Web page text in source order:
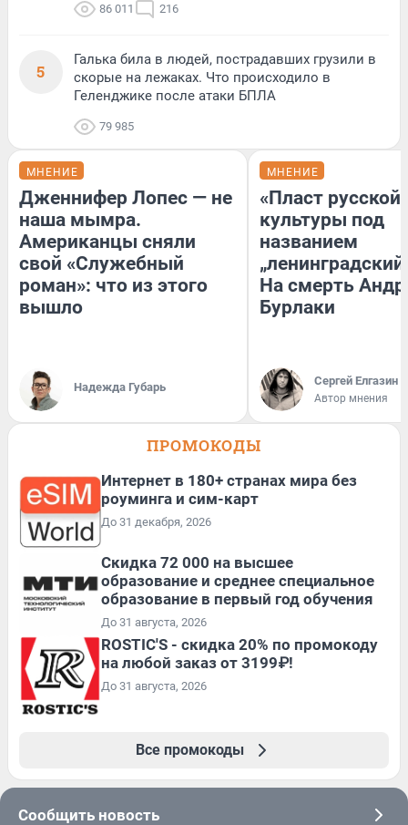
86 011 216
5
Галька била в людей, пострадавших грузили в
скорые на лежаках. Что происходило в
Геленджике после атаки БПЛА
79 985
МНЕНИЕ
Дженнифер Лопес — не
наша мымра.
Американцы сняли
свой «Служебный
роман»: что из этого
вышло
Надежда Губарь
МНЕНИЕ
«Пласт русской
культуры под
названием
На смерть
Бурлаки
Сергей Елгазин
Автор мнения
ПРОМОКОДЫ
Интернет в 180+ странах мира без
роуминга и сим-карт
До 31 декабря, 2026
Скидка 72 000 на высшее
образование и среднее специальное
образование в первый год обучения
До 31 августа, 2026
ROSTIC'S - скидка 20% по промокоду
на любой заказ от 3199₽!
До 31 августа, 2026
Все промокоды
Сообщить новость